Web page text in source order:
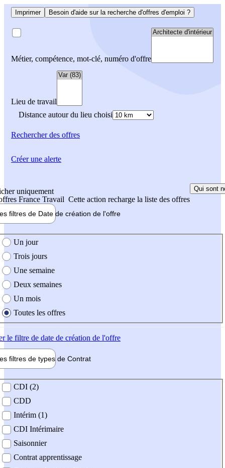
Imprimer Besoin d'aide sur la recherche d'offres d'emploi ?
Métier, compétence, mot-clé, numéro d'offre
Lieu de travail
Distance autour du lieu choisi
Rechercherdes offres
uniquement
France Travail Cette action recharge la liste des offres
Qui sont
filtres de Date de création de l'offre
création de l'offre
Un jour
Trois jours
Une semaine
Deux semaines
Un mois
Toutes les offres
le filtre de date de création de l'offre
filtres de types de Contrat
contrat
CDI (2)
CDD
Intérim (1)
CDI Intérimaire
Saisonnier
Contrat apprentissage
Créer une alerte